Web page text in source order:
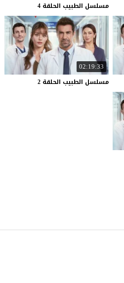
مسلسل الطبيب الحلقة 4
02:19:33
مسلسل الطبيب الحلقة 2